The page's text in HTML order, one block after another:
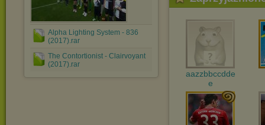
Alpha Lighting System - 836
(2017).rar
The Contortionist - Clairvoyant
(2017).rar
aazzbbccdde
e